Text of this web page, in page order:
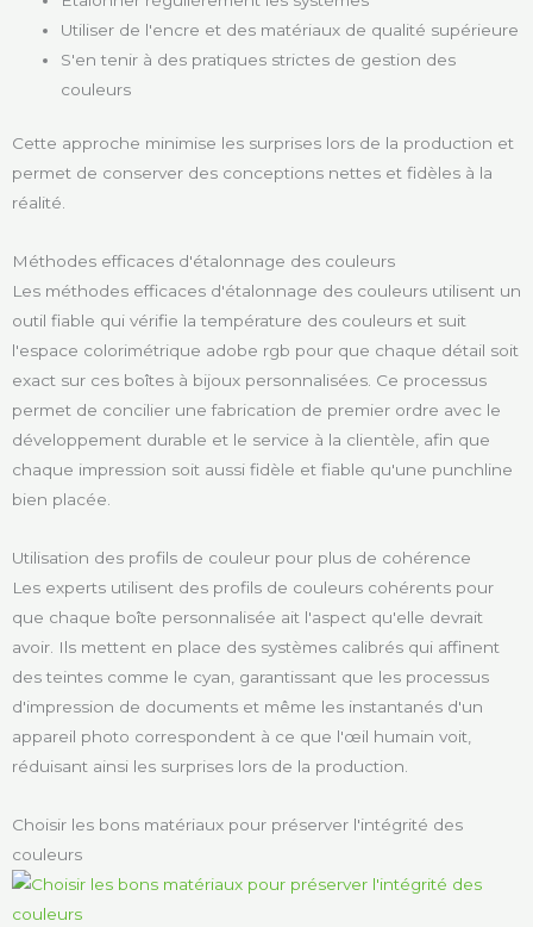
Utiliser de l'encre et des matériaux de qualité supérieure
S'en tenir à des pratiques strictes de gestion des
couleurs
Cette approche minimise les surprises lors de la production et
permet de conserver des conceptions nettes et fidèles à la
réalité.
Méthodes efficaces d'étalonnage des couleurs
Les méthodes efficaces d'étalonnage des couleurs utilisent un
outil fiable qui vérifie la température des couleurs et suit
l'espace colorimétrique adobe rgb pour que chaque détail soit
exact sur ces boîtes à bijoux personnalisées. Ce processus
permet de concilier une fabrication de premier ordre avec le
développement durable et le service à la clientèle, afin que
chaque impression soit aussi fidèle et fiable qu'une punchline
bien placée.
Utilisation des profils de couleur pour plus de cohérence
Les experts utilisent des profils de couleurs cohérents pour
que chaque boîte personnalisée ait l'aspect qu'elle devrait
avoir. Ils mettent en place des systèmes calibrés qui affinent
des teintes comme le cyan, garantissant que les processus
d'impression de documents et même les instantanés d'un
appareil photo correspondent à ce que l'œil humain voit,
réduisant ainsi les surprises lors de la production.
Choisir les bons matériaux pour préserver l'intégrité des
couleurs